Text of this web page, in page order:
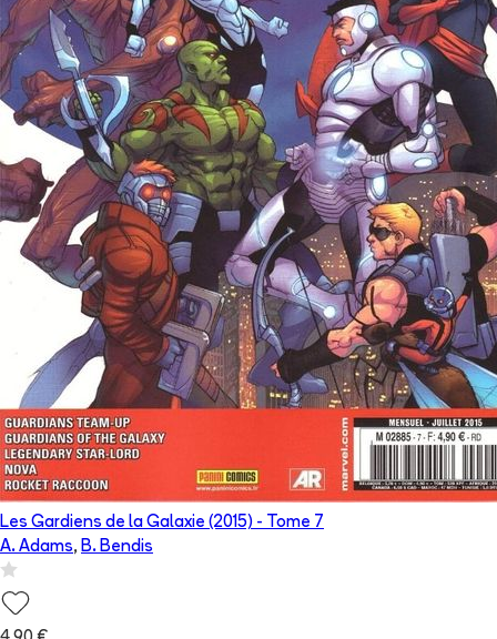
Les Gardiens de la Galaxie (2015) - Tome 7
A. Adams, B. Bendis